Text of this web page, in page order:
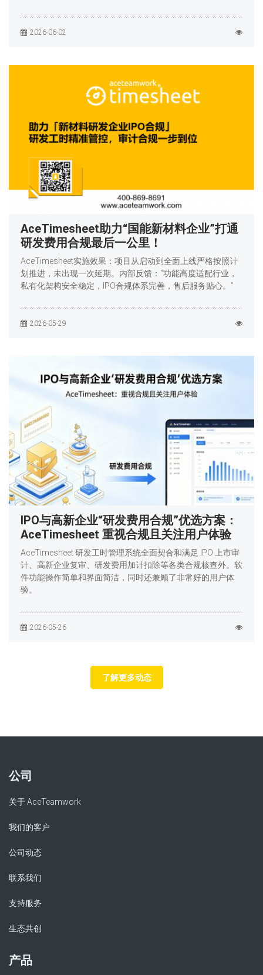
2026-06-02
AceTimesheet助力“国能新材料企业”打通
研发费用合规最后一公里！
AceTimesheet实施效果：项目从启动到全面上线严格按照计
划推进，未出现一次延期。内部反馈：“功能高度适配行业，
私有化架构安全稳定，IPO合规体系完善，售后服务贴心。”
2026-05-29
IPO与高新企业“研发费用合规”优选方案：
AceTimesheet 重视合规且关注用户体验
AceTimesheet 研发工时管理系统全面契合和满足 IPO 上市审
计、高新企业复审、研发费用加计扣除等各类合规核查外。软
件功能操作简单和界面简洁，同时还兼顾了非常好的用户体
验。
2026-05-26
了解更多动态
公司
关于 AceTeamwork
我们的客户
公司动态
联系我们
支持服务
生态共创
产品